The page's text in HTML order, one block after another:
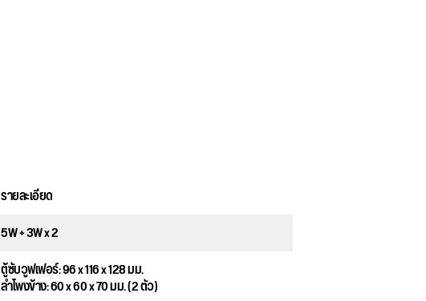
รายละเอียด
5W + 3W x 2
ตู้ซับวูฟเฟอร์: 96 x 116 x 128 มม.
ลำโพงข้าง: 60 x 60 x 70 มม. (2 ตัว)